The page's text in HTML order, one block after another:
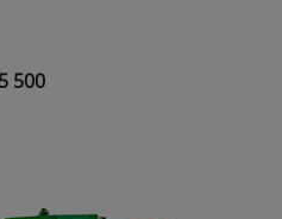
500